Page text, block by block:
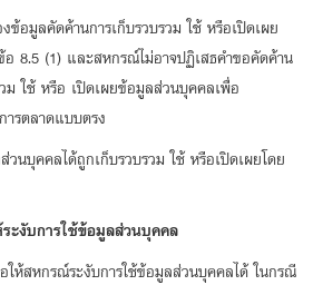
งข้อมูลคัดค้านการเก็บรวบรวม ใช้ หรือเปิดเผย
8.5 (1) และสหกรณ์ไม่อาจปฏิเสธคำขอคัดค้าน
ม ใช้ หรือ เปิดเผยข้อมูลส่วนบุคคลเพื่อ
ารตลาดแบบตรง
วนบุคคลได้ถูกเก็บรวบรวม ใช้ หรือเปิดเผยโดย
ะงับการใช้ข้อมูลส่วนบุคคล
ให้สหกรณ์ระงับการใช้ข้อมูลส่วนบุคคลได้ ในกรณี